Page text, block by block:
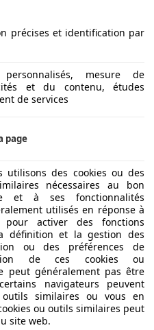
GARANTIE 10 ANS 180000
précises et identification par
mesure de
et du contenu, études
de services
page
utilisons des cookies ou des
nécessaires au bon
et à ses fonctionnalités
utilisés en réponse à
activer des fonctions
définition et la gestion des
ou des préférences de
de ces cookies ou
peut généralement pas être
navigateurs peuvent
similaires ou vous en
ou outils similaires peut
site web.